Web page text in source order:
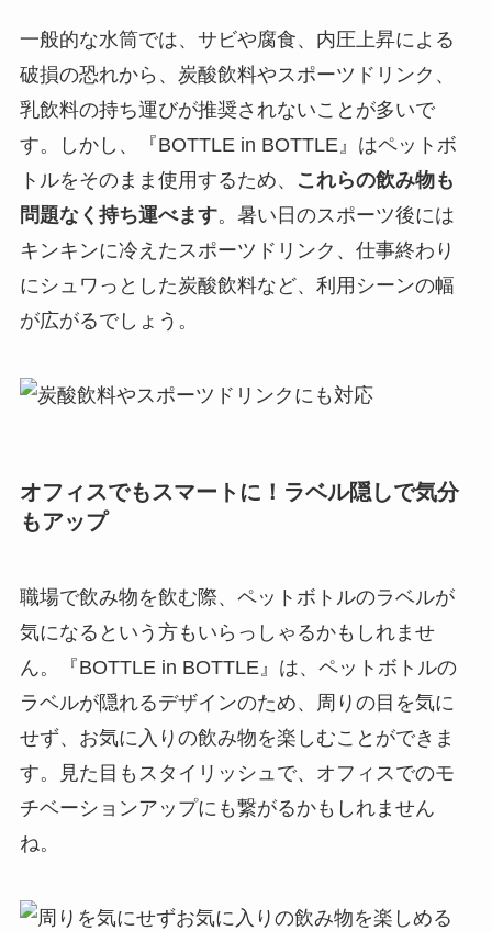
一般的な水筒では、サビや腐食、内圧上昇による
破損の恐れから、炭酸飲料やスポーツドリンク、
乳飲料の持ち運びが推奨されないことが多いで
す。しかし、『BOTTLE in BOTTLE』はペットボ
トルをそのまま使用するため、
これらの飲み物も
問題なく持ち運べます。暑い日のスポーツ後には
キンキンに冷えたスポーツドリンク、仕事終わり
にシュワっとした炭酸飲料など、利用シーンの幅
が広がるでしょう。
オフィスでもスマートに！ラベル隠しで気分
もアップ
職場で飲み物を飲む際、ペットボトルのラベルが
気になるという方もいらっしゃるかもしれませ
ん。『BOTTLE in BOTTLE』は、ペットボトルの
ラベルが隠れるデザインのため、周りの目を気に
せず、お気に入りの飲み物を楽しむことができま
す。見た目もスタイリッシュで、オフィスでのモ
チベーションアップにも繋がるかもしれません
ね。